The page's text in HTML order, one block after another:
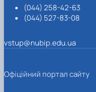
(044) 258-42-63
(044) 527-83-08
vstup@nubip.edu.ua
Офіційний портал сайту